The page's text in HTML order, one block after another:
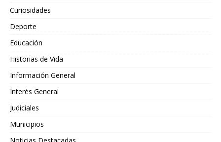
Curiosidades
Deporte
Educación
Historias de Vida
Información General
Interés General
Judiciales
Municipios